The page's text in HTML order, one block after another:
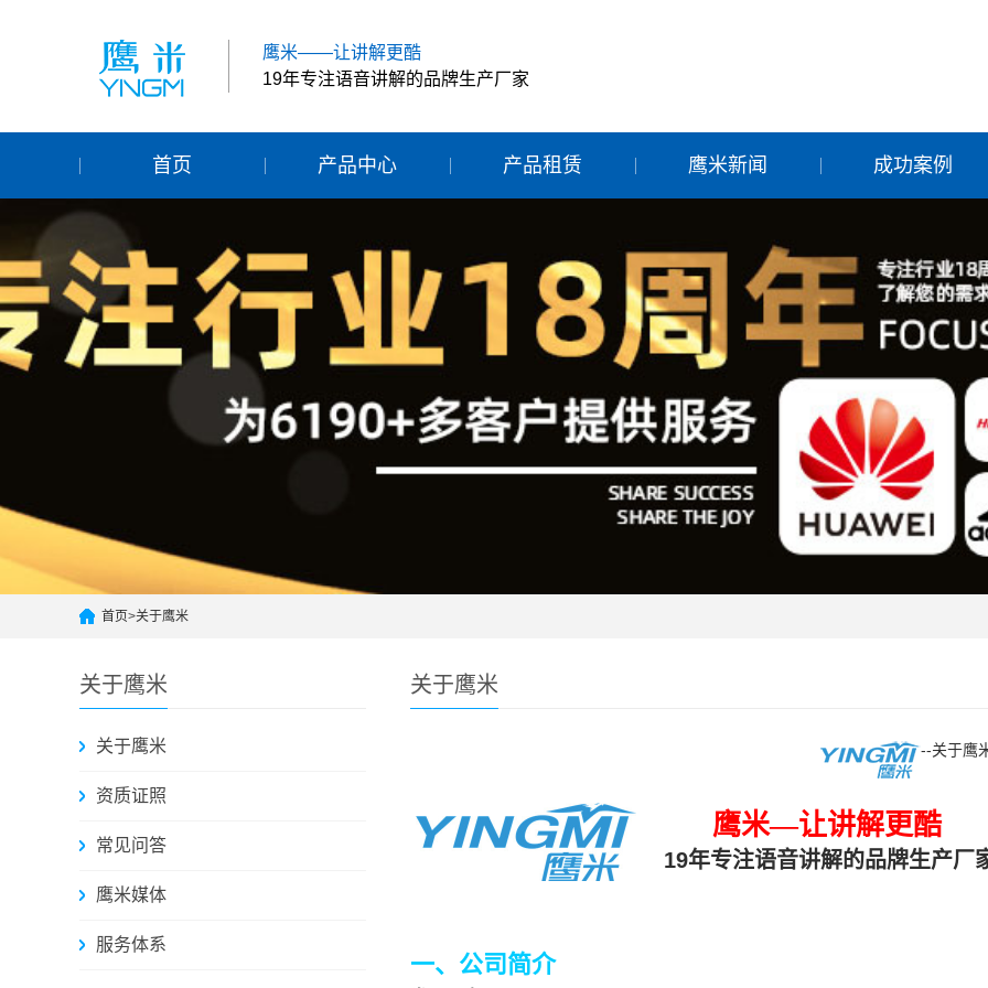
鹰米——让讲解更酷
19年专注语音讲解的品牌生产厂家
首页 产品中心 产品租赁 鹰米新闻 成功案例
首页>关于鹰米
关于鹰米
关于鹰米
资质证照
常见问答
鹰米媒体
服务体系
关于鹰米
--关于鹰
鹰米—让讲解更酷
19年专注语音讲解的品牌生产厂
一、公司简介